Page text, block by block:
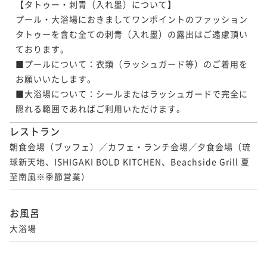
【タトゥー・刺青（入れ墨）について】
プール・大浴場におきましてワンポイントのファッション
タトゥーを含む全ての刺青（入れ墨）の露出はご遠慮頂い
ております。
■プールについて：衣類（ラッシュガード等）のご着用を
お願いいたします。
■大浴場について：シールまたはラッシュガードで完全に
隠れる範囲であればご利用いただけます。
レストラン
朝食会場（ブッフェ）／カフェ・ランチ会場／夕食会場（琉
球新天地、ISHIGAKI BOLD KITCHEN、Beachside Grill 夏
至南風※季節営業）
お風呂
大浴場